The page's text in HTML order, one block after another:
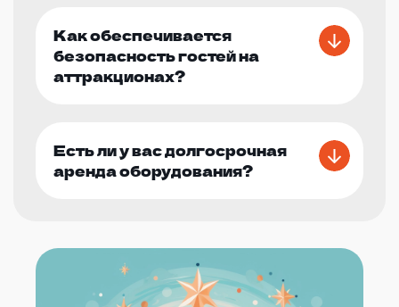
Как обеспечивается
безопасность гостей на
аттракционах?
Есть ли у вас долгосрочная
аренда оборудования?